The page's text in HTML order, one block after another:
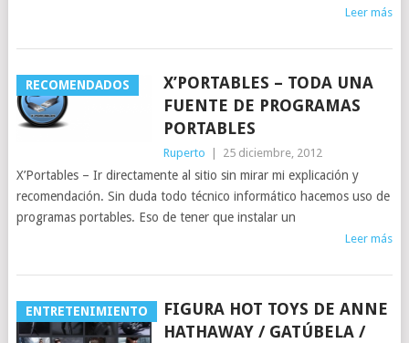
Leer más
RECOMENDADOS
X’PORTABLES – TODA UNA
FUENTE DE PROGRAMAS
PORTABLES
Ruperto 25 diciembre, 2012
X’Portables – Ir directamente al sitio sin mirar mi explicación y
recomendación. Sin duda todo técnico informático hacemos uso de
programas portables. Eso de tener que instalar un
Leer más
ENTRETENIMIENTO
FIGURA HOT TOYS DE ANNE
HATHAWAY / GATÚBELA /